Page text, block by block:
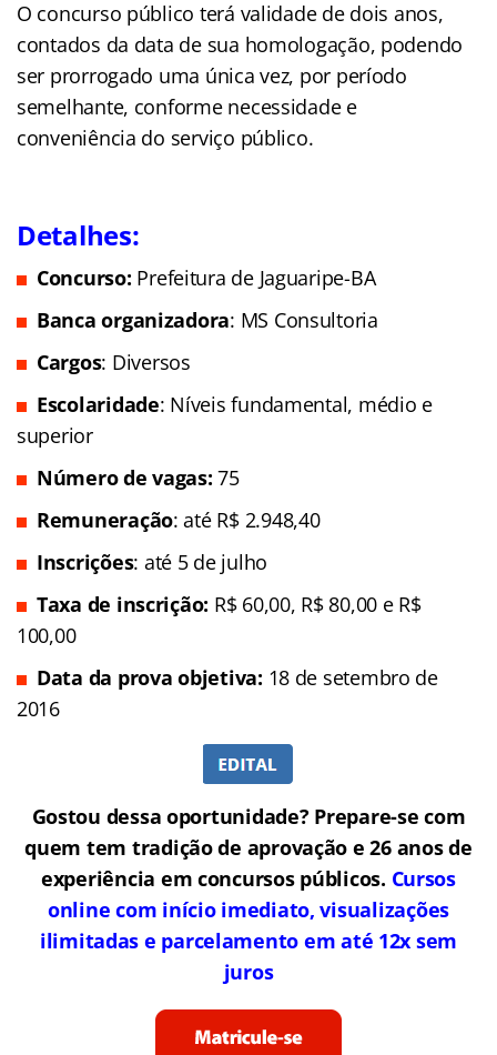
O concurso público terá validade de dois anos,
contados da data de sua homologação, podendo
ser prorrogado uma única vez, por período
semelhante, conforme necessidade e
conveniência do serviço público.
Detalhes:
Concurso: Prefeitura de Jaguaripe-BA
Banca organizadora: MS Consultoria
Cargos: Diversos
Escolaridade: Níveis fundamental, médio e
superior
Número de vagas:75
Remuneração: até R$ 2.948,40
Inscrições: até 5 de julho
Taxa de inscrição: R$ 60,00, R$ 80,00 e R$
100,00
Data da prova objetiva: 18 de setembro de
2016
Gostou dessa oportunidade? Prepare-se com
quem tem tradição de aprovação e 26 anos de
experiência em concursos públicos. Cursos
online com início imediato, visualizações
ilimitadas e parcelamento em até 12x sem
juros